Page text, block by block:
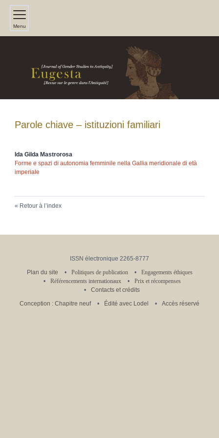
Menu
Parole chiave – istituzioni familiari
Ida Gilda Mastrorosa
Forme e spazi di autonomia femminile nella Gallia meridionale di età
imperiale
Retour à l’index
ISSN électronique 2265-8777
Plan du site
Politiques de publication
Engagements éthiques
Référencements internationaux
Prix et récompenses
Contacts et crédits
Conception : Chapitre neuf
Édité avec Lodel Accès réservé